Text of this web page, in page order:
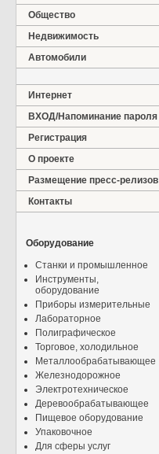
Общество
Недвижимость
Автомобили
Интернет
ВХОД/Напоминание пароля
Регистрация
О проекте
Размещение пресс-релизов
Контакты
Оборудование
Станки и промышленное
Инструменты,
оборудование
Приборы измерительные
Лабораторное
Полиграфическое
Торговое, холодильное
Металлообрабатывающее
Железнодорожное
Электротехническое
Деревообрабатывающее
Пищевое оборудование
Упаковочное
Для сферы услуг